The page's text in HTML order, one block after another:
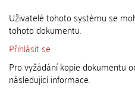
Uživatelé tohoto systému se
tohoto dokumentu.
Přihlásit se
Pro vyžádání kopie dokumentu
následující informace.